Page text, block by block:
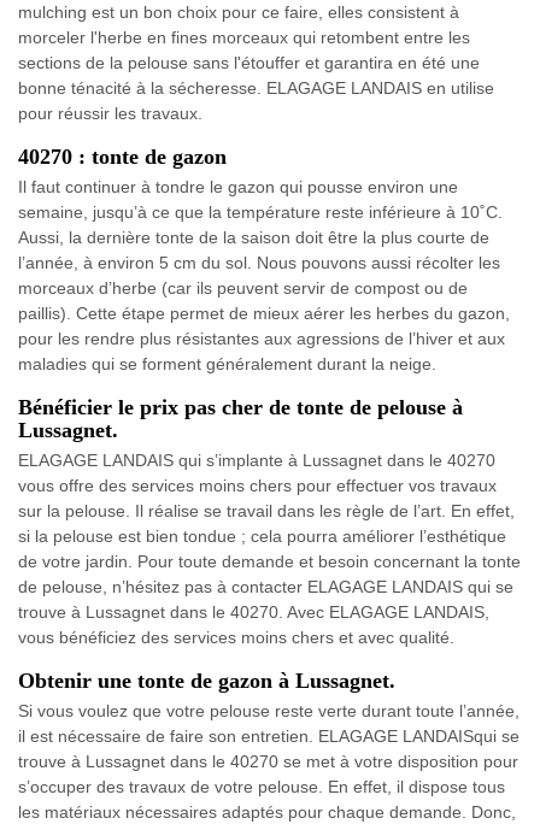
mulching est un bon choix pour ce faire, elles consistent à
morceler l'herbe en fines morceaux qui retombent entre les
sections de la pelouse sans l'étouffer et garantira en été une
bonne ténacité à la sécheresse. ELAGAGE LANDAIS en utilise
pour réussir les travaux.
40270 : tonte de gazon
Il faut continuer à tondre le gazon qui pousse environ une
semaine, jusqu’à ce que la température reste inférieure à 10˚C.
Aussi, la dernière tonte de la saison doit être la plus courte de
l’année, à environ 5 cm du sol. Nous pouvons aussi récolter les
morceaux d’herbe (car ils peuvent servir de compost ou de
paillis). Cette étape permet de mieux aérer les herbes du gazon,
pour les rendre plus résistantes aux agressions de l’hiver et aux
maladies qui se forment généralement durant la neige.
Bénéficier le prix pas cher de tonte de pelouse à
Lussagnet.
ELAGAGE LANDAIS qui s’implante à Lussagnet dans le 40270
vous offre des services moins chers pour effectuer vos travaux
sur la pelouse. Il réalise se travail dans les règle de l’art. En effet,
si la pelouse est bien tondue ; cela pourra améliorer l’esthétique
de votre jardin. Pour toute demande et besoin concernant la tonte
de pelouse, n’hésitez pas à contacter ELAGAGE LANDAIS qui se
trouve à Lussagnet dans le 40270. Avec ELAGAGE LANDAIS,
vous bénéficiez des services moins chers et avec qualité.
Obtenir une tonte de gazon à Lussagnet.
Si vous voulez que votre pelouse reste verte durant toute l’année,
il est nécessaire de faire son entretien. ELAGAGE LANDAISqui se
trouve à Lussagnet dans le 40270 se met à votre disposition pour
s’occuper des travaux de votre pelouse. En effet, il dispose tous
les matériaux nécessaires adaptés pour chaque demande. Donc,